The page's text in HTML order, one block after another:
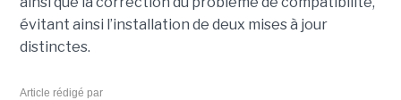
évitant ainsi l’installation de deux mises à jour
distinctes.
Article rédigé par